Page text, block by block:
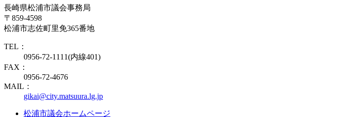
長崎県松浦市議会事務局
〒859-4598
松浦市志佐町里免365番地
TEL：
0956-72-1111(内線401)
FAX：
0956-72-4676
MAIL：
gikai@city.matsuura.lg.jp
松浦市議会ホームページ